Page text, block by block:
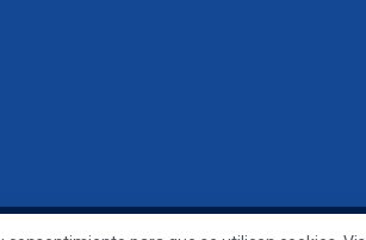
Powered by